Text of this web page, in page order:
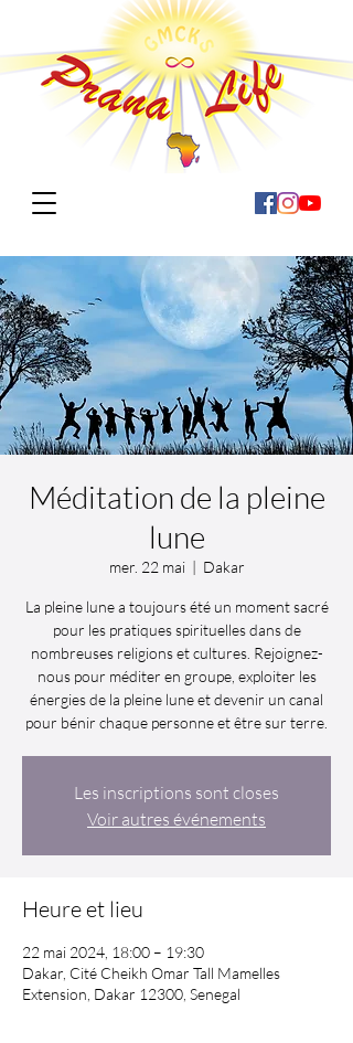
Méditation de la pleine
lune
mer. 22 mai
  |
Dakar
La pleine lune a toujours été un moment sacré
pour les pratiques spirituelles dans de
nombreuses religions et cultures. Rejoignez-
nous pour méditer en groupe, exploiter les
énergies de la pleine lune et devenir un canal
pour bénir chaque personne et être sur terre.
Les inscriptions sont closes
Voir autres événements
Heure et lieu
22 mai 2024, 18:00 – 19:30
Dakar, Cité Cheikh Omar Tall Mamelles
Extension, Dakar 12300, Senegal